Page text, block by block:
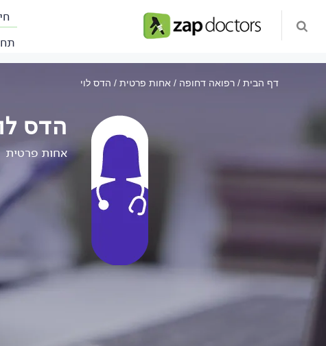
דף הבית רפואה דחופה אחות פרטית הדס לוי
הדס
אחות פרטית